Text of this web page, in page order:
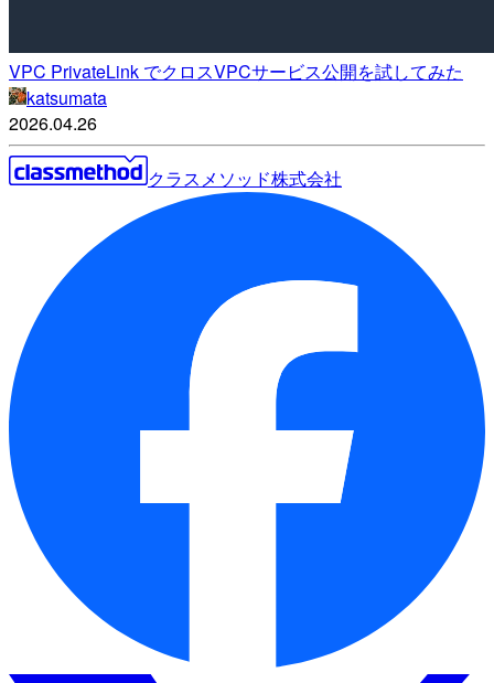
VPC PrivateLink でクロスVPCサービス公開を試してみた
katsumata
2026.04.26
クラスメソッド株式会社